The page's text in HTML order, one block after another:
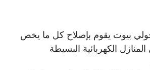
بيوت يقوم بإصلاح كل ما يخص
الكهربائية البسيطة